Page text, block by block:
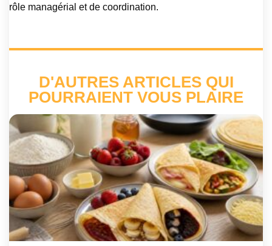
rôle managérial et de coordination.
D'AUTRES ARTICLES QUI
POURRAIENT VOUS PLAIRE